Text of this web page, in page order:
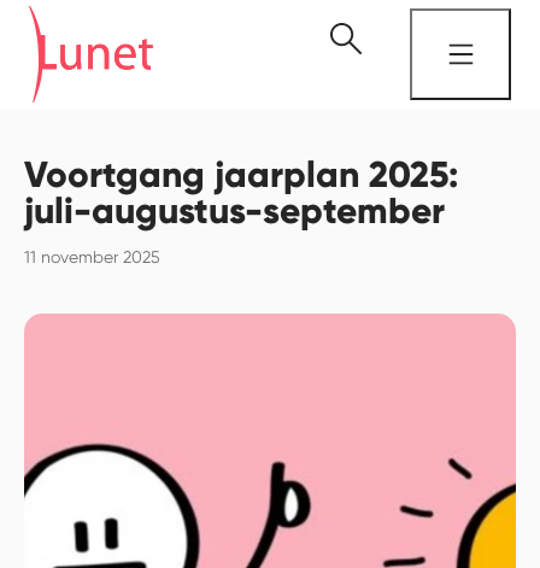
Voortgang jaarplan 2025:
juli-augustus-september
11 november 2025